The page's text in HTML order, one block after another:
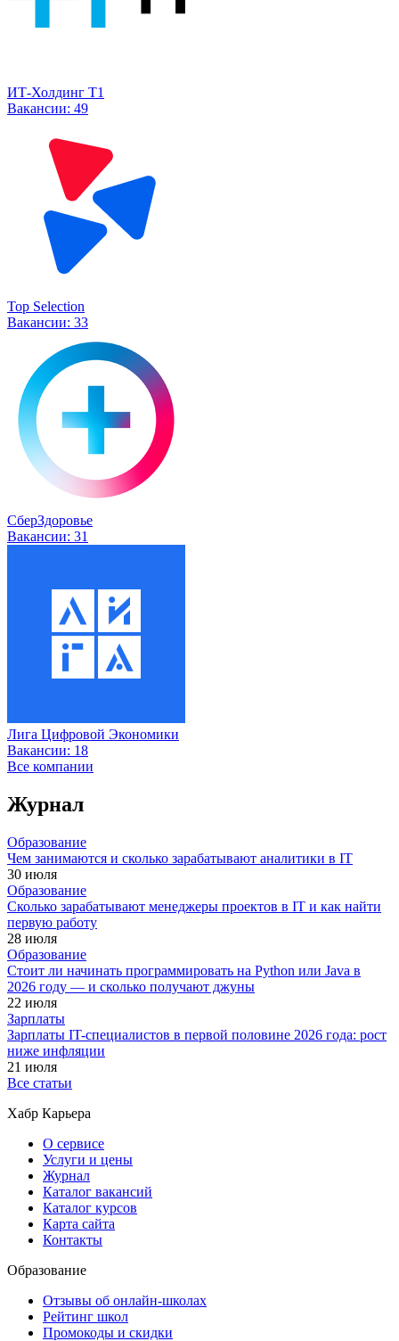
ИТ-Холдинг Т1
Вакансии: 49
Top Selection
Вакансии: 33
СберЗдоровье
Вакансии: 31
Лига Цифровой Экономики
Вакансии: 18
Все компании
Журнал
Образование
Чем занимаются и сколько зарабатывают аналитики в IT
30 июля
Образование
Сколько зарабатывают менеджеры проектов в IT и как найти
первую работу
28 июля
Образование
Стоит ли начинать программировать на Python или Java в
2026 году — и сколько получают джуны
22 июля
Зарплаты
Зарплаты IT-специалистов в первой половине 2026 года: рост
ниже инфляции
21 июля
Все статьи
Хабр Карьера
О сервисе
Услуги и цены
Журнал
Каталог вакансий
Каталог курсов
Карта сайта
Контакты
Образование
Отзывы об онлайн-школах
Рейтинг школ
Промокоды и скидки